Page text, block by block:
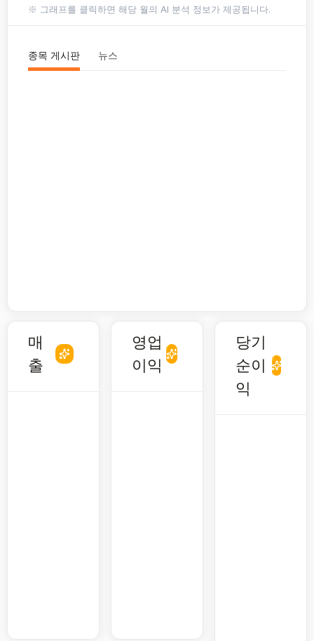
※ 그래프를 클릭하면 해당 월의 AI 분석 정보가 제공됩니다.
종목 게시판 뉴스
매
출
영업
이익
당기
순이
익